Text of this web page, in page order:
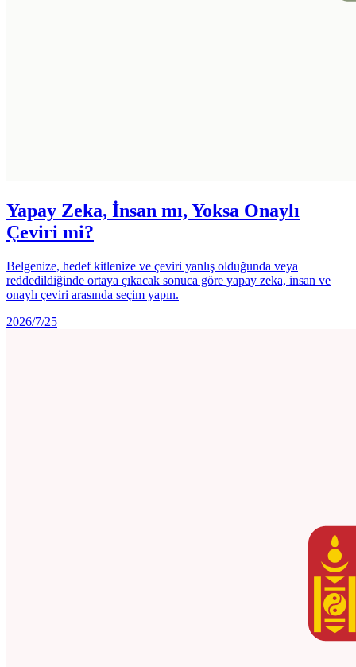
Yapay Zeka, İnsan mı, Yoksa Onaylı
Çeviri mi?
Belgenize, hedef kitlenize ve çeviri yanlış olduğunda veya
reddedildiğinde ortaya çıkacak sonuca göre yapay zeka, insan ve
onaylı çeviri arasında seçim yapın.
2026/7/25